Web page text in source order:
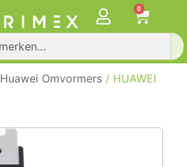
0
Huawei Omvormers / HUAWEI